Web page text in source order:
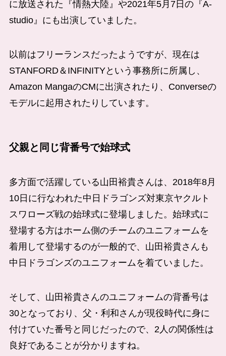
に放送された『情熱大陸』や2021年5月7日の『A-
studio』にも出演していました。
以前はフリーランスだったようですが、現在は
STANFORD＆INFINITYという事務所に所属し、
Amazon MangaのCMに出演されたり、Converseの
モデルに起用されたりしています。
父親と同じ背番号で始球式
多方面で活躍している山田裕貴さんは、2018年8月
10日に行なわれた中日ドラゴンズ対東京ヤクルト
スワローズ戦の始球式に登場しました。始球式に
登場する方はホーム側のチームのユニフォームを
着用して登場するのが一般的で、山田裕貴さんも
中日ドラゴンズのユニフォームを着ていました。
そして、山田裕貴さんのユニフォームの背番号は
30となっており、父・利和さんが現役時代に身に
付けていた番号と同じだったので、2人の関係性は
良好であることが分かりますね。